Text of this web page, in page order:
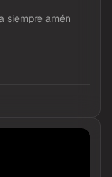
siempre amén